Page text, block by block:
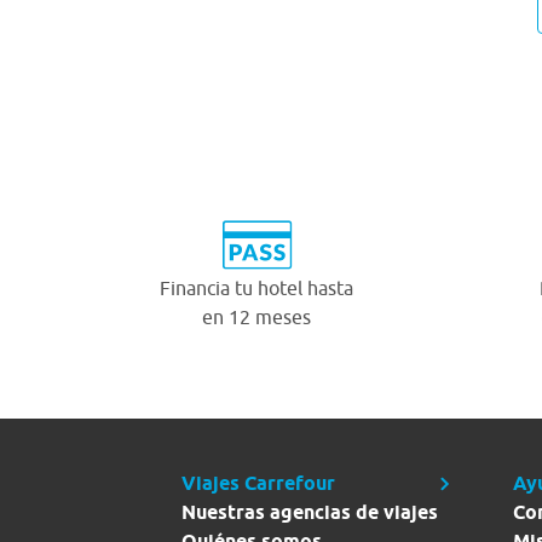
Financia tu hotel hasta
en 12 meses
Viajes Carrefour
Nuestras agencias de viajes